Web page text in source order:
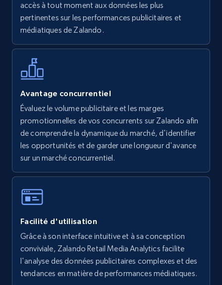
874+ Commencer
Walmart - products - Find new products by
using specific category URL
URL, Final price, Sku, Currency, Gtin,
Specifications, Image urls, Top reviews, and
more.
5.6K+ 874+ Commencer
specific keywords
Specifications, Image urls, Top reviews, and
more.
5.6K+ 874+ Commencer
accès à tout moment aux données les plus
pertinentes sur les performances publicitaires et
médiatiques de Zalando.
Avantage concurrentiel
Évaluez le volume publicitaire et les marges
promotionnelles de vos concurrents sur Zalando afin
de comprendre la dynamique du marché, d'identifier
les opportunités et de garder une longueur d'avance
sur un marché concurrentiel.
Facilité d'utilisation
Grâce à son interface intuitive et à sa conception
conviviale, Zalando Retail Media Analytics facilite
l'analyse des données publicitaires complexes et des
tendances en matière de performances médiatiques.